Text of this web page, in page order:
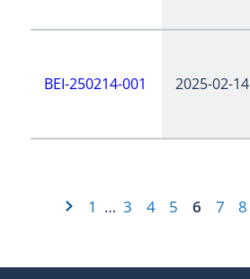
BEI-250214-001 2025-02-14
1 … 3 4 5 6 7 8